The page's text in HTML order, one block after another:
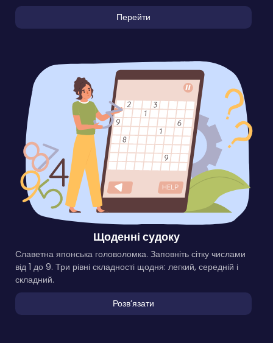
Перейти
Щоденні судоку
Славетна японська головоломка. Заповніть сітку числами
від 1 до 9. Три рівні складності щодня: легкий, середній і
складний.
Розвʼязати